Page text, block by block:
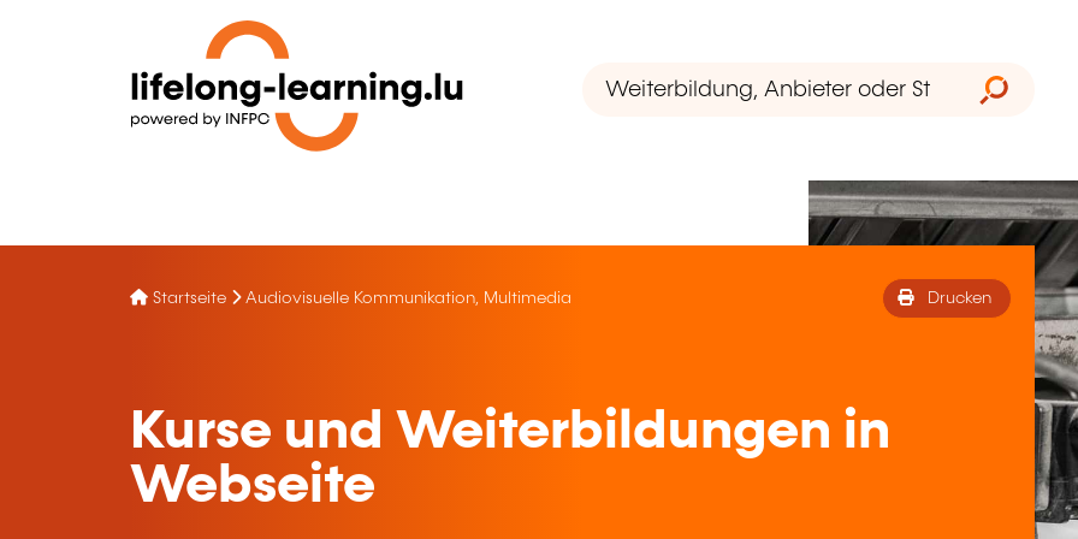
Startseite Audiovisuelle Kommunikation, Multimedia Drucken
Kurse und Weiterbildungen in
Webseite